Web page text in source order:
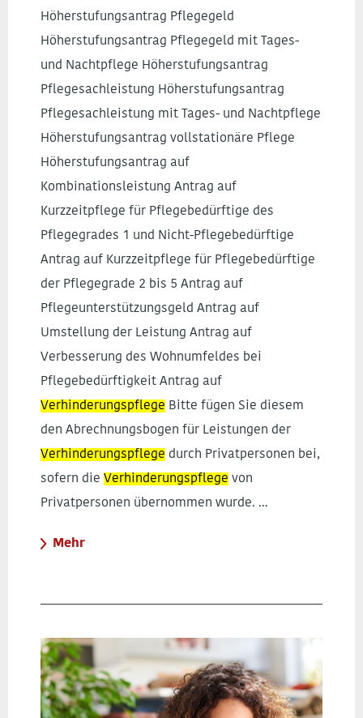
Höherstufungsantrag Pflegegeld
Höherstufungsantrag Pflegegeld mit Tages-
und Nachtpflege Höherstufungsantrag
Pflegesachleistung Höherstufungsantrag
Pflegesachleistung mit Tages- und Nachtpflege
Höherstufungsantrag vollstationäre Pflege
Höherstufungsantrag auf
Kombinationsleistung Antrag auf
Kurzzeitpflege für Pflegebedürftige des
Pflegegrades 1 und Nicht-Pflegebedürftige
Antrag auf Kurzzeitpflege für Pflegebedürftige
der Pflegegrade 2 bis 5 Antrag auf
Pflegeunterstützungsgeld Antrag auf
Umstellung der Leistung Antrag auf
Verbesserung des Wohnumfeldes bei
Pflegebedürftigkeit Antrag auf
Verhinderungspflege Bitte fügen Sie diesem
den Abrechnungsbogen für Leistungen der
Verhinderungspflege durch Privatpersonen bei,
sofern die Verhinderungspflege von
Privatpersonen übernommen wurde. ...
Mehr